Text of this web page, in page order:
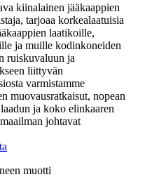
kiinalainen jääkaappien
tarjoaa korkealaatuisia
laatikoille,
ja muille kodinkoneiden
ruiskuvaluun ja
liittyvän
varmistamme
muovausratkaisut, nopean
ja koko elinkaaren
johtavat